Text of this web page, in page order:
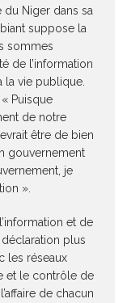
Niger dans sa
suppose la
sommes
de l’information
la vie publique.
Puisque
de notre
être de bien
gouvernement
je
».
et de
plus
les réseaux
et le contrôle de
de chacun